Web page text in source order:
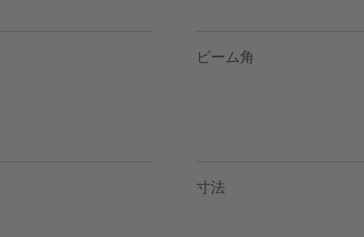
ビーム角
寸法